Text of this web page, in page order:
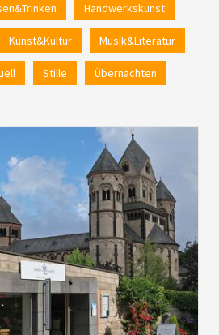
Handwerkskunst
Kunst&Kultur Musik&Literatur
Stille Übernachten